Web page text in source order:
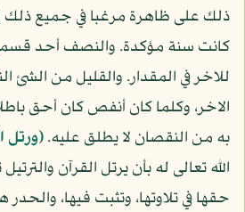
ذلك على ظاهرة مرغبا في جميع ذلك
كانت سنة مؤكدة. والنصف أحد
للاخر في المقدار. والقليل من
الاخر، وكلما كان أنفص كان أحق
به من النقصان لا يطلق عليه.(ورتل
الله تعالى له بأن يرتل القرآن
حقها في تلاوتها، وتثبت فيها، والحدر